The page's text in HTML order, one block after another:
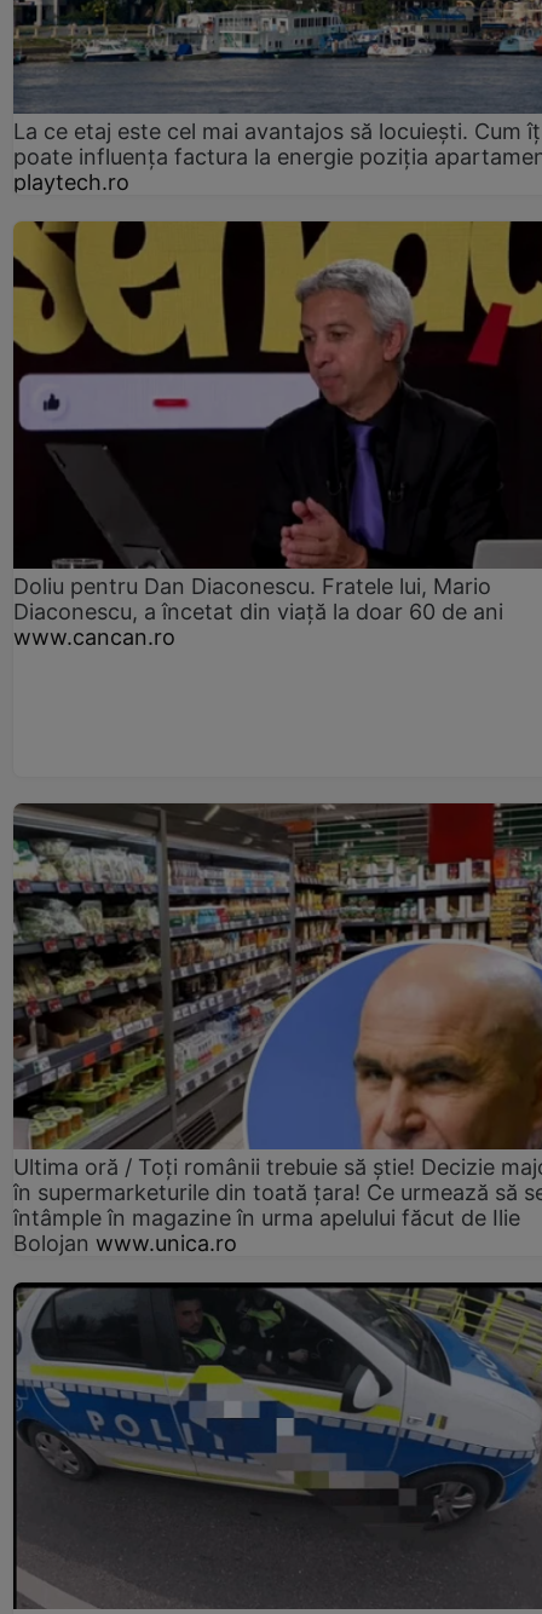
La ce etaj este cel mai avantajos să locuiești. Cum
poate influența factura la energie poziția
playtech.ro
Doliu pentru Dan Diaconescu. Fratele lui, Mario
Diaconescu, a încetat din viață la doar 60 de ani
www.cancan.ro
Ultima oră / Toți românii trebuie să știe! Decizie
în supermarketurile din toată țara! Ce urmează să
întâmple în magazine în urma apelului făcut de Ilie
Bolojan www.unica.ro